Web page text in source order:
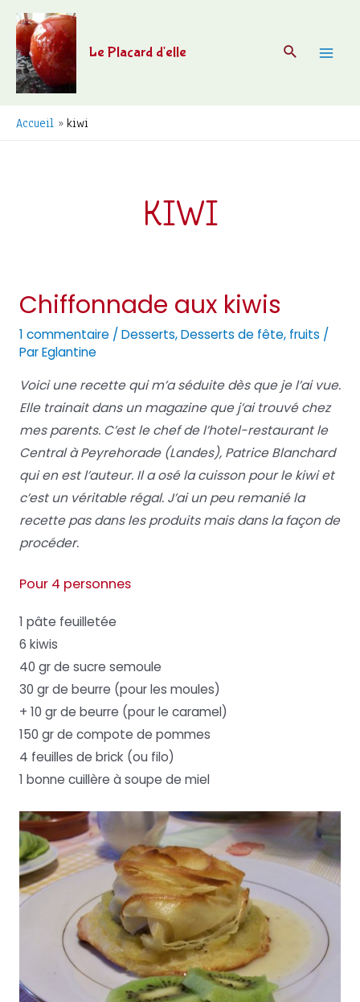
Aller
contenu
Le Placard d'elle
Accueil kiwi
KIWI
Chiffonnade aux kiwis
1 commentaire / Desserts,Desserts de fête, fruits /
ParEglantine
Voici une recette qui m’a séduite dès que je l’ai vue.
Elle trainait dans un magazine que j’ai trouvé chez
mes parents. C’est le chef de l’hotel-restaurant le
Central à Peyrehorade (Landes), Patrice Blanchard
qui en est l’auteur. Il a osé la cuisson pour le kiwi et
c’est un véritable régal. J’ai un peu remanié la
recette pas dans les produits mais dans la façon de
procéder.
Pour 4 personnes
1 pâte feuilletée
6 kiwis
40 gr de sucre semoule
30 gr de beurre (pour les moules)
+ 10 gr de beurre (pour le caramel)
150 gr de compote de pommes
4 feuilles de brick (ou filo)
1 bonne cuillère à soupe de miel